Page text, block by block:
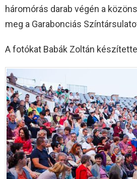
háromórás darab végén a
meg a Garabonciás
A fotókat Babák Zoltán